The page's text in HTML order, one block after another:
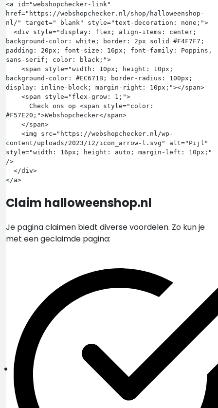
<a id="webshopchecker-link"
href="https://webshopchecker.nl/shop/halloweenshop-
nl/" target="_blank" style="text-decoration: none;">
background-color: white; border: 2px solid #F4F7F7;
padding: 20px; font-size: 16px; font-family: Poppins,
sans-serif; color: black;">
background-color: #EC671B; border-radius: 100px;
display: inline-block; margin-right: 10px;"></span>
#F57E20;">Webshopchecker</span>
content/uploads/2023/12/icon_arrow-l.svg" alt="Pijl"
style="width: 16px; height: auto; margin-left: 10px;"
/>
Claim halloweenshop.nl
Je pagina claimen biedt diverse voordelen. Zo kun je
met een geclaimde pagina: